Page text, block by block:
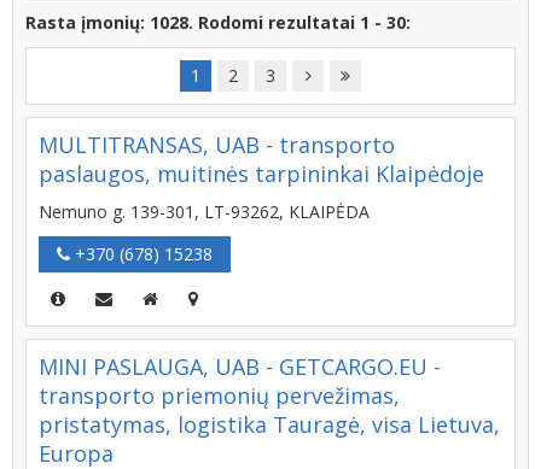
Rasta įmonių: 1028. Rodomi rezultatai 1 - 30:
1 2 3
MULTITRANSAS, UAB - transporto
paslaugos, muitinės tarpininkai Klaipėdoje
Nemuno g. 139-301, LT-93262, KLAIPĖDA
+370 (678) 15238
MINI PASLAUGA, UAB - GETCARGO.EU -
transporto priemonių pervežimas,
pristatymas, logistika Tauragė, visa Lietuva,
Europa